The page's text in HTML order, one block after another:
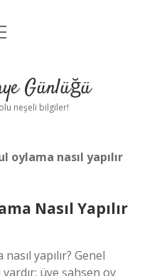
Günlüğü
neşeli bilgiler!
oylama nasıl yapılır
Nasıl Yapılır
yapılır? Genel
üye şahsen oy